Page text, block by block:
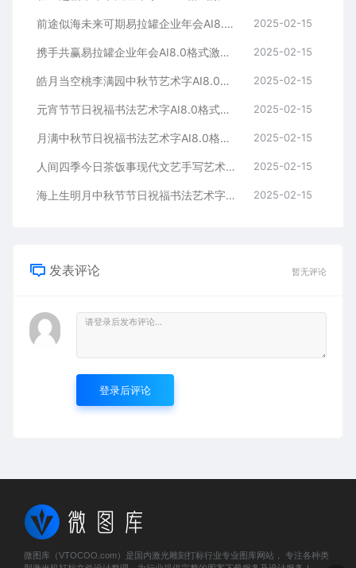
前途似海未来可期易拉罐企业年会AI8.0格式激光打标文件通用矢量图 2025-02-15
携手共赢易拉罐企业年会AI8.0格式激光打标文件通用矢量图 2025-02-15
皓月当空桃李满园中秋节艺术字AI8.0格式激光打标文件通用矢量图 2025-02-15
元宵节节日祝福书法艺术字AI8.0格式激光打标文件通用矢量图 2025-02-15
月满中秋节日祝福书法艺术字AI8.0格式激光打标文件通用矢量图 2025-02-15
人间四季今日茶饭事现代文艺手写艺术字AI8.0格式激光打标文件通用矢量图 2025-02-15
海上生明月中秋节节日祝福书法艺术字AI8.0格式激光打标文件通用矢量图 2025-02-15
发表评论 暂无评论
登录后评论
微图库（VTOCOO.com）是国内激光雕刻打标行业专业图库网站， 专注各种类